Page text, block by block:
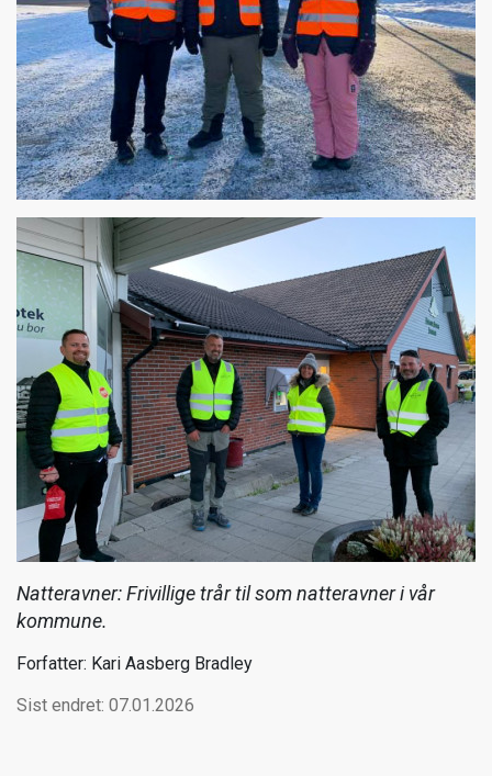
Natteravner: Frivillige trår til som natteravner i vår
kommune.
Forfatter: Kari Aasberg Bradley
Sist endret: 07.01.2026